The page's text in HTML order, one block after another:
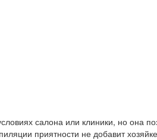
салона или клиники, но она
приятности не добавит